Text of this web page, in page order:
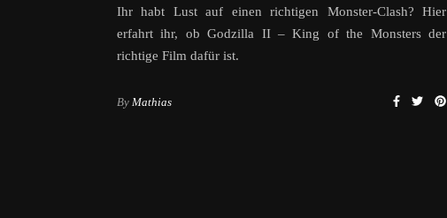
Ihr habt Lust auf einen richtigen Monster-Clash? Hier
erfahrt ihr, ob Godzilla II – King of the Monsters der
richtige Film dafür ist.
By Mathias